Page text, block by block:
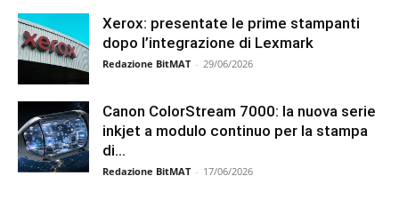
Xerox: presentate le prime stampanti
dopo l’integrazione di Lexmark
Redazione BitMAT - 29/06/2026
Canon ColorStream 7000: la nuova serie
inkjet a modulo continuo per la stampa
di...
Redazione BitMAT - 17/06/2026